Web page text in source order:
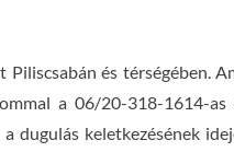
és térségében.
a 06/20-318-1614-as
dugulás keletkezésének